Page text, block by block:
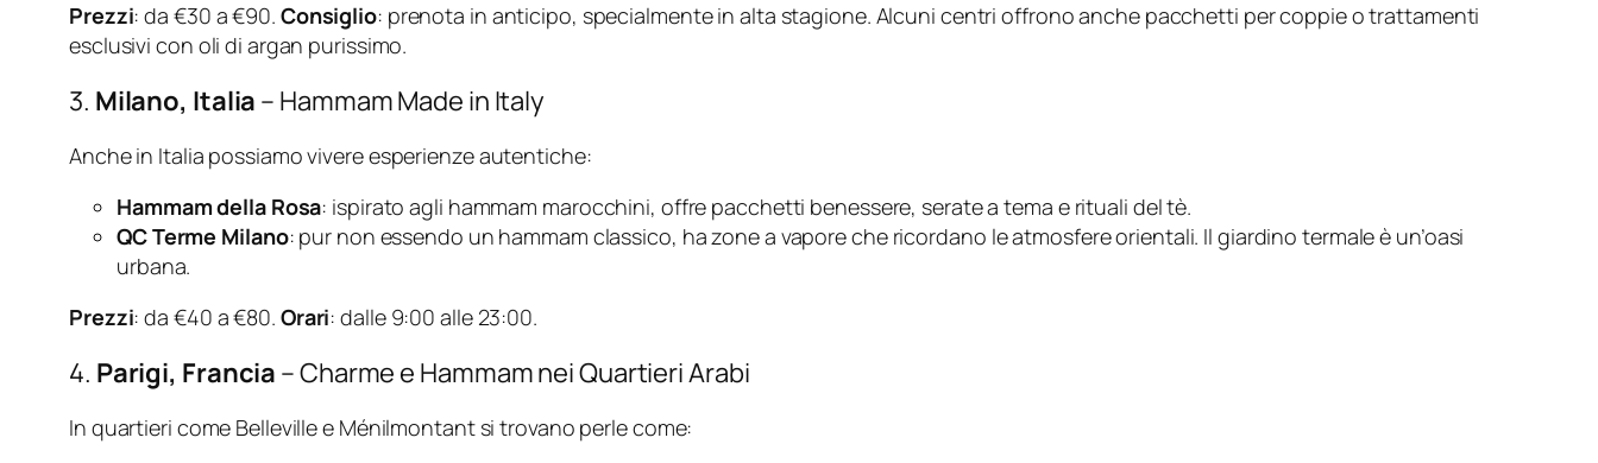
Prezzi: da €30 a €90. Consiglio: prenota in anticipo, specialmente in alta stagione. Alcuni centri offrono anche pacchetti per coppie o trattamenti
esclusivi con oli di argan purissimo.
3. Milano, Italia – Hammam Made in Italy
Anche in Italia possiamo vivere esperienze autentiche:
Hammam della Rosa: ispirato agli hammam marocchini, offre pacchetti benessere, serate a tema e rituali del tè.
QC Terme Milano: pur non essendo un hammam classico, ha zone a vapore che ricordano le atmosfere orientali. Il giardino termale è un’oasi
urbana.
Prezzi: da €40 a €80. Orari: dalle 9:00 alle 23:00.
4. Parigi, Francia – Charme e Hammam nei Quartieri Arabi
In quartieri come Belleville e Ménilmontant si trovano perle come: